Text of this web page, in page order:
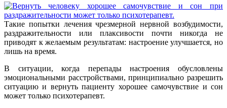
Такие попытки лечения чрезмерной нервной возбудимости,
раздражительности или плаксивости почти никогда не
приводят к желаемым результатам: настроение улучшается, но
лишь на время.
В ситуации, когда перепады настроения обусловлены
эмоциональными расстройствами, принципиально разрешить
ситуацию и вернуть пациенту хорошее самочувствие и сон
может только психотерапевт.